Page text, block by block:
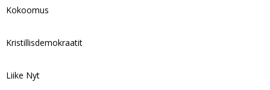
Kokoomus
Kristillisdemokraatit
Liike Nyt